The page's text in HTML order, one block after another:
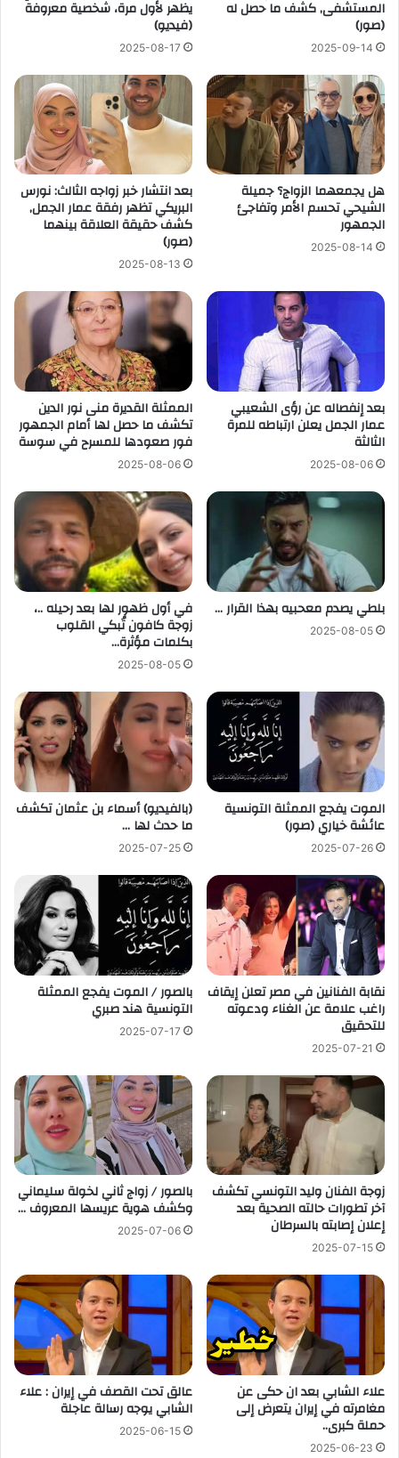
المستشفى, كشف ما حصل له
(صور)
2025-09-14
يظهر لأول مرة، شخصية معروفة
(فيديو)
2025-08-17
هل يجمعهما الزواج؟ جميلة
الشيحي تحسم الأمر وتفاجئ
الجمهور
2025-08-14
بعد انتشار خبر زواجه الثالث: نورس
البريكي تظهر رفقة عمار الجمل,
كشف حقيقة العلاقة بينهما
(صور)
2025-08-13
بعد إنفصاله عن رؤى الشعيبي
عمار الجمل يعلن ارتباطه للمرة
الثالثة
2025-08-06
الممثلة القديرة منى نور الدين
تكشف ما حصل لها أمام الجمهور
فور صعودها للمسرح في سوسة
2025-08-06
بلطي يصدم معحبيه بهذا القرار …
2025-08-05
في أول ظهور لها بعد رحيله ..،
زوجة كافون تُبكي القلوب
بكلمات مؤثرة…
2025-08-05
الموت يفجع الممثلة التونسية
عائشة خياري (صور)
2025-07-26
(بالفيديو) أسماء بن عثمان تكشف
ما حدث لها …
2025-07-25
نقابة الفنانين في مصر تعلن إيقاف
راغب علامة عن الغناء ودعوته
للتحقيق
2025-07-21
بالصور / الموت يفجع الممثلة
التونسية هند صبري
2025-07-17
زوجة الفنان وليد التونسي تكشف
آخر تطورات حالته الصحية بعد
إعلان إصابته بالسرطان
2025-07-15
بالصور / زواج ثاني لخولة سليماني
وكشف هوية عريسها المعروف …
2025-07-06
علاء الشابي بعد ان حكى عن
مغامرته في إيران يتعرض إلى
حملة كبرى..
2025-06-23
عالق تحت القصف في إيران : علاء
الشابي يوجه رسالة عاجلة
2025-06-15